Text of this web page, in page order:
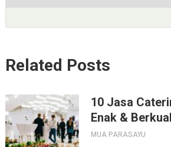
Related Posts
10 Jasa
Enak &
MUA PARASAYU